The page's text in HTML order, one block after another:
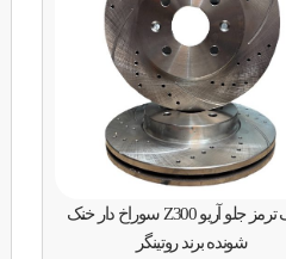
دیسک ترمز جلو آریو Z300 سوراخ دار خنک
شونده برند روتینگر